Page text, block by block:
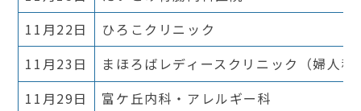
11月22日
ひろこクリニック
11月23日
まほろばレディースクリニック（婦人科
11月29日
富ケ丘内科・アレルギー科